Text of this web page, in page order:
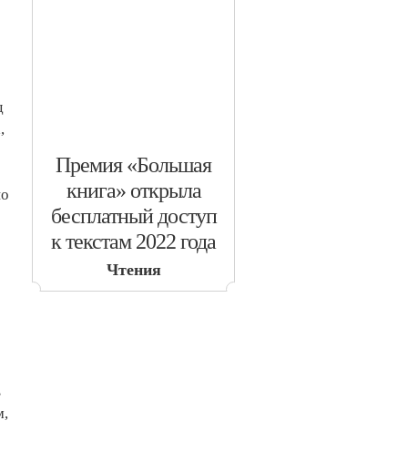
​Премия «Большая
книга» открыла
бесплатный доступ
к текстам 2022 года
Чтения